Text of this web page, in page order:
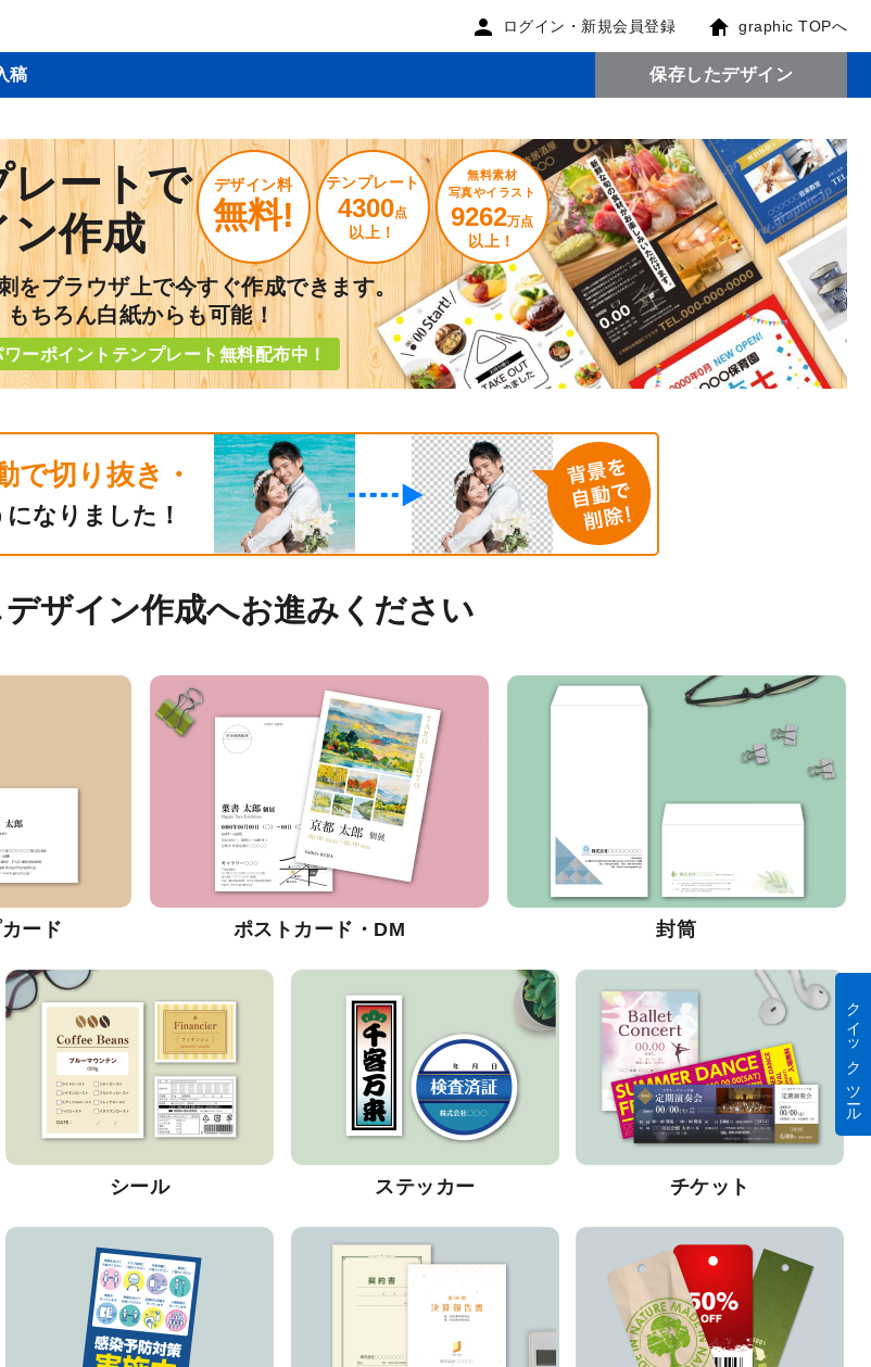
ログイン・新規会員登録 graphic TOPへ
稿 保存したデザイン
レートで
ン作成
デザイン料
無料!
テンプレート
4300点
以上！
無料素材
写真やイラスト
9262万点
以上！
をブラウザ上で今すぐ作成できます。
もちろん白紙からも可能！
ワーポイントテンプレート無料配布中！
で切り抜き・
なりました！
ザイン作成へお進みください
ード ポストカード・DM 封筒
シール ステッカー チケット
クイック ツール